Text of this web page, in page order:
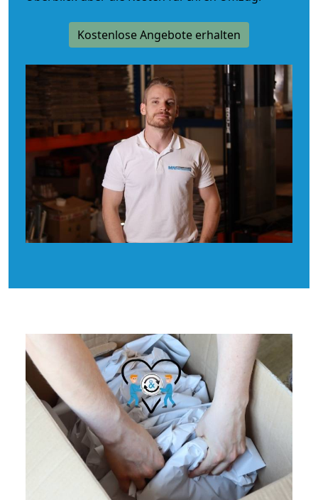
Kostenlose Angebote erhalten